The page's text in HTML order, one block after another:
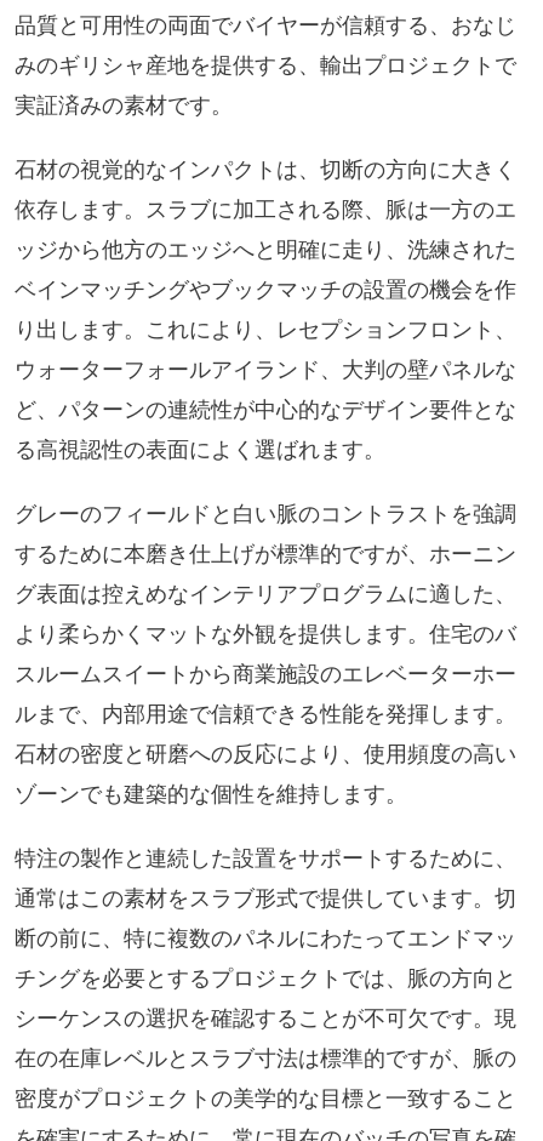
品質と可用性の両面でバイヤーが信頼する、おなじ
みのギリシャ産地を提供する、輸出プロジェクトで
実証済みの素材です。
石材の視覚的なインパクトは、切断の方向に大きく
依存します。スラブに加工される際、脈は一方のエ
ッジから他方のエッジへと明確に走り、洗練された
ベインマッチングやブックマッチの設置の機会を作
り出します。これにより、レセプションフロント、
ウォーターフォールアイランド、大判の壁パネルな
ど、パターンの連続性が中心的なデザイン要件とな
る高視認性の表面によく選ばれます。
グレーのフィールドと白い脈のコントラストを強調
するために本磨き仕上げが標準的ですが、ホーニン
グ表面は控えめなインテリアプログラムに適した、
より柔らかくマットな外観を提供します。住宅のバ
スルームスイートから商業施設のエレベーターホー
ルまで、内部用途で信頼できる性能を発揮します。
石材の密度と研磨への反応により、使用頻度の高い
ゾーンでも建築的な個性を維持します。
特注の製作と連続した設置をサポートするために、
通常はこの素材をスラブ形式で提供しています。切
断の前に、特に複数のパネルにわたってエンドマッ
チングを必要とするプロジェクトでは、脈の方向と
シーケンスの選択を確認することが不可欠です。現
在の在庫レベルとスラブ寸法は標準的ですが、脈の
密度がプロジェクトの美学的な目標と一致すること